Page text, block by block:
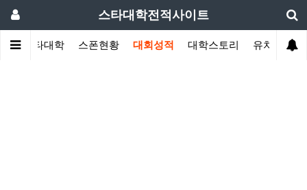
스타대학전적사이트
스타대학 스폰현황 대회성적 대학스토리 유치원